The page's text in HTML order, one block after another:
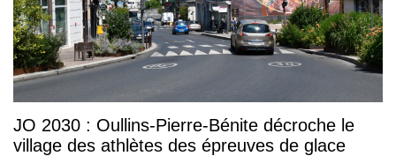
JO 2030 : Oullins-Pierre-Bénite décroche le
village des athlètes des épreuves de glace